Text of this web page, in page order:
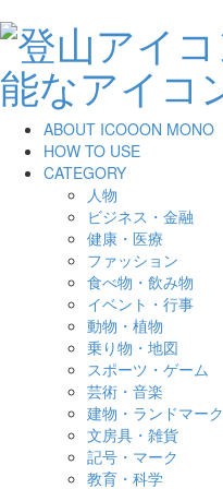
ABOUT ICOOON MONO
HOW TO USE
CATEGORY
人物
ビジネス・金融
健康・医療
ファッション
食べ物・飲み物
イベント・行事
動物・植物
乗り物・地図
スポーツ・ゲーム
芸術・音楽
建物・ランドマーク
文房具・雑貨
記号・マーク
教育・科学